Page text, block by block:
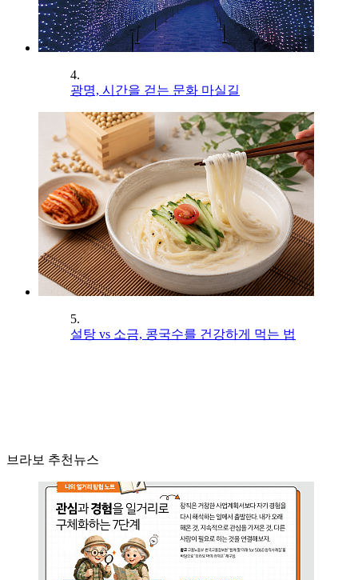
4.
광명, 시간을 걷는 문화 마실길
5.
설탕 vs 소금, 콩국수를 건강하게 먹는 법
브라보 추천뉴스